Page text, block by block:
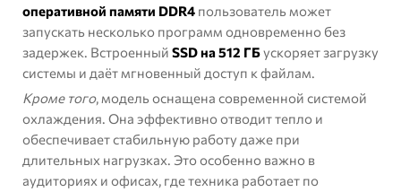
оперативной памяти DDR4 пользователь может
запускать несколько программ одновременно без
задержек. Встроенный SSD на 512 ГБускоряет загрузку
системы и даёт мгновенный доступ к файлам.
Кроме того, модель оснащена современной системой
охлаждения. Она эффективно отводит тепло и
обеспечивает стабильную работу даже при
длительных нагрузках. Это особенно важно в
аудиториях и офисах, где техника работает по